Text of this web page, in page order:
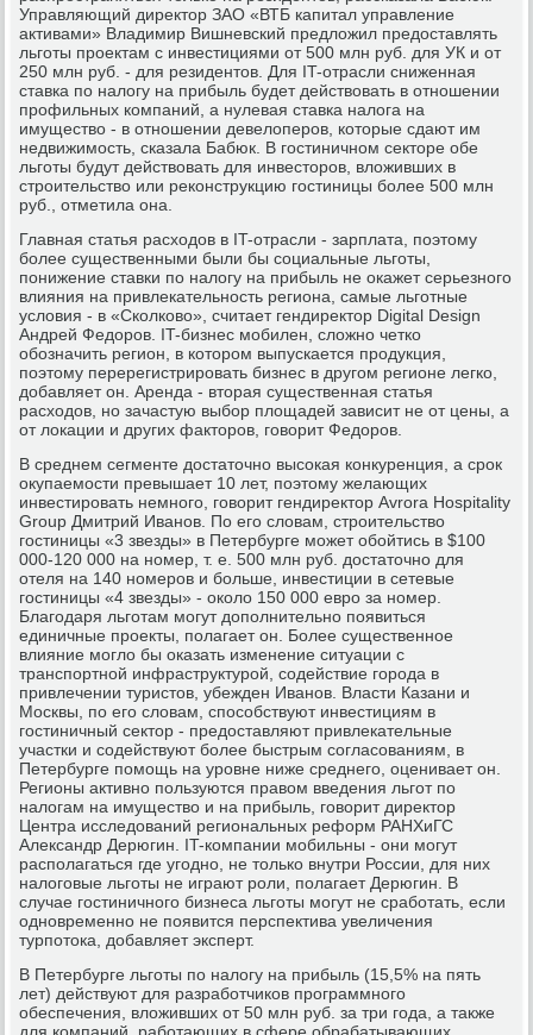
Управляющий директор ЗАО «ВТБ капитал управление
активами» Владимир Вишневский предложил предоставлять
льготы проектам с инвестициями от 500 млн руб. для УК и от
250 млн руб. - для резидентов. Для IT-отрасли сниженная
ставка по налогу на прибыль будет действовать в отношении
профильных компаний, а нулевая ставка налога на
имущество - в отношении девелоперов, которые сдают им
недвижимость, сказала Бабюк. В гостиничном секторе обе
льготы будут действовать для инвесторов, вложивших в
строительство или реконструкцию гостиницы более 500 млн
руб., отметила она.
Главная статья расходов в IT-отрасли - зарплата, поэтому
более существенными были бы социальные льготы,
понижение ставки по налогу на прибыль не окажет серьезного
влияния на привлекательность региона, самые льготные
условия - в «Сколково», считает гендиректор Digital Design
Андрей Федоров. IT-бизнес мобилен, сложно четко
обозначить регион, в котором выпускается продукция,
поэтому перерегистрировать бизнес в другом регионе легко,
добавляет он. Аренда - вторая существенная статья
расходов, но зачастую выбор площадей зависит не от цены, а
от локации и других факторов, говорит Федоров.
В среднем сегменте достаточно высокая конкуренция, а срок
окупаемости превышает 10 лет, поэтому желающих
инвестировать немного, говорит гендиректор Avrora Hospitality
Group Дмитрий Иванов. По его словам, строительство
гостиницы «3 звезды» в Петербурге может обойтись в $100
000-120 000 на номер, т. е. 500 млн руб. достаточно для
отеля на 140 номеров и больше, инвестиции в сетевые
гостиницы «4 звезды» - около 150 000 евро за номер.
Благодаря льготам могут дополнительно появиться
единичные проекты, полагает он. Более существенное
влияние могло бы оказать изменение ситуации с
транспортной инфраструктурой, содействие города в
привлечении туристов, убежден Иванов. Власти Казани и
Москвы, по его словам, способствуют инвестициям в
гостиничный сектор - предоставляют привлекательные
участки и содействуют более быстрым согласованиям, в
Петербурге помощь на уровне ниже среднего, оценивает он.
Регионы активно пользуются правом введения льгот по
налогам на имущество и на прибыль, говорит директор
Центра исследований региональных реформ РАНХиГС
Александр Дерюгин. IT-компании мобильны - они могут
располагаться где угодно, не только внутри России, для них
налоговые льготы не играют роли, полагает Дерюгин. В
случае гостиничного бизнеса льготы могут не сработать, если
одновременно не появится перспектива увеличения
турпотока, добавляет эксперт.
В Петербурге льготы по налогу на прибыль (15,5% на пять
лет) действуют для разработчиков программного
обеспечения, вложивших от 50 млн руб. за три года, а также